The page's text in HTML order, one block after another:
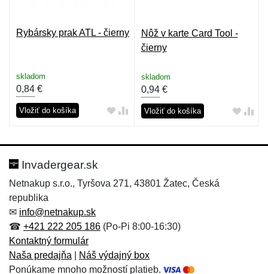
Rybársky prak ATL - čierny
skladom
0,84 €
Vložiť do košíka
Nôž v karte Card Tool -
čierny
skladom
0,94€
Vložiť do košíka
Invadergear.sk
Netnakup s.r.o., Tyršova 271, 43801 Žatec, Česká
republika
✉ info@netnakup.sk
☎ +421 222 205 186 (Po-Pi 8:00-16:30)
Kontaktný formulár
Naša predajňa
Náš výdajný box
Ponúkame mnoho možností platieb.